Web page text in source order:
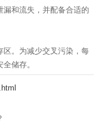
漏和流失，并配备合适的
区。为减少交叉污染，每
储存。